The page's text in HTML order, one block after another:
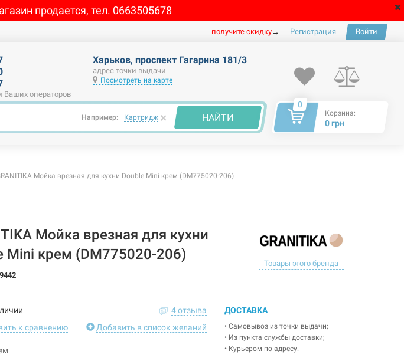
продается, тел. 0663505678
получите скидку→ Регистрация Войти
Ваших операторов
Харьков, проспект Гагарина 181/3
адрес точки выдачи
Посмотреть на карте
Например: Картридж × НАЙТИ
0
Корзина:
0 грн
Мойка врезная для кухни Double Mini крем (DM775020-206)
Мойка врезная для кухни
Mini крем (DM775020-206)
Товары этого бренда
4 отзыва
к сравнению
Добавить в список желаний
ДОСТАВКА
• Самовывоз из точки выдачи;
• Из пункта службы доставки;
• Курьером по адресу.